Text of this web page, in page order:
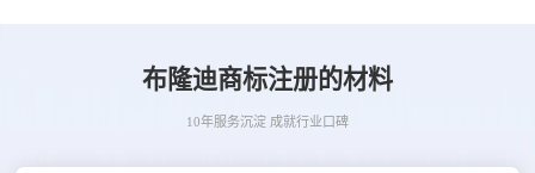
布隆迪商标注册的材料
10年服务沉淀 成就行业口碑